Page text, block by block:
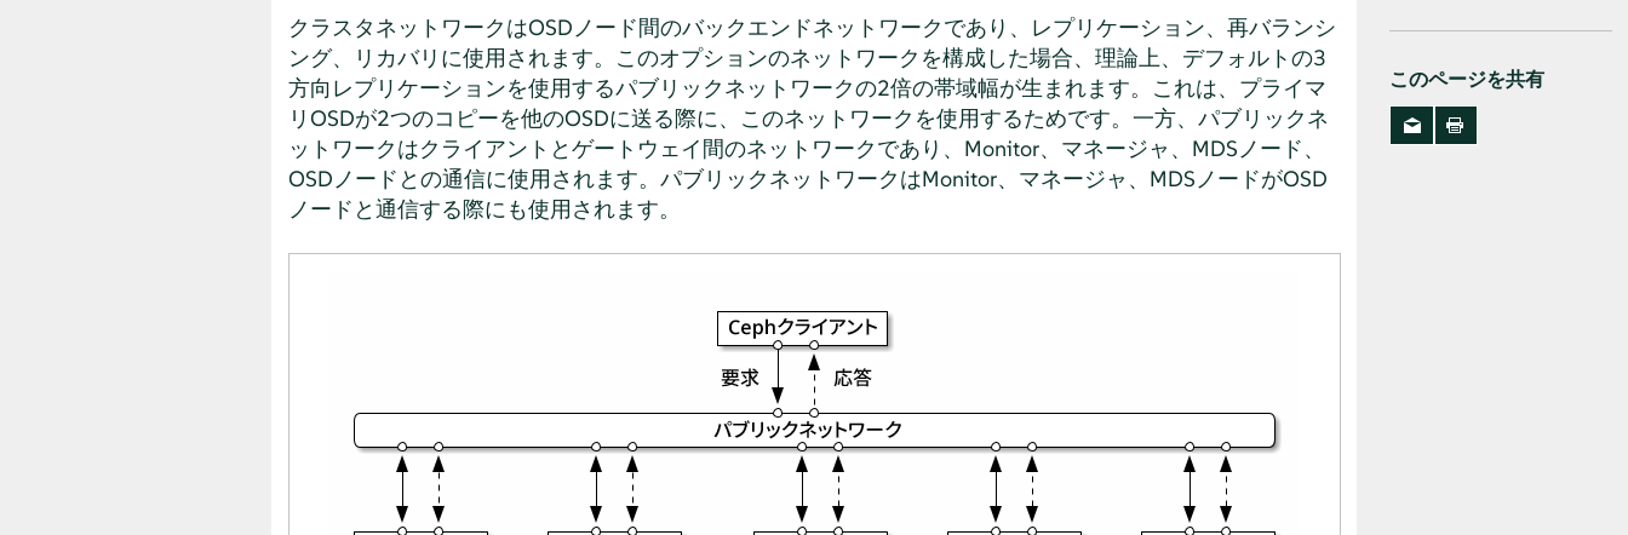
クラスタネットワークはOSDノード間のバックエンドネットワークであり、レプリケーション、再バランシ
ング、リカバリに使用されます。このオプションのネットワークを構成した場合、理論上、デフォルトの3
方向レプリケーションを使用するパブリックネットワークの2倍の帯域幅が生まれます。これは、プライマ
リOSDが2つのコピーを他のOSDに送る際に、このネットワークを使用するためです。一方、パブリックネ
ットワークはクライアントとゲートウェイ間のネットワークであり、Monitor、マネージャ、MDSノード、
OSDノードとの通信に使用されます。パブリックネットワークはMonitor、マネージャ、MDSノードがOSD
ノードと通信する際にも使用されます。
このページを共有